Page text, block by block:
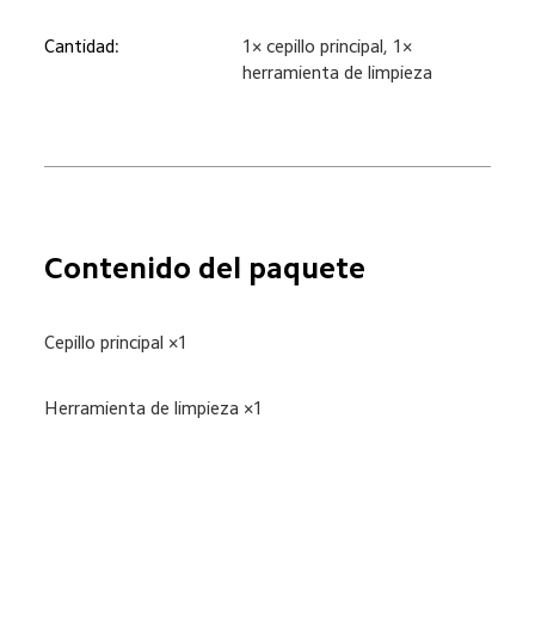
Cantidad:
1× cepillo principal, 1×
herramienta de limpieza
Contenido del paquete
Cepillo principal ×1
Herramienta de limpieza ×1